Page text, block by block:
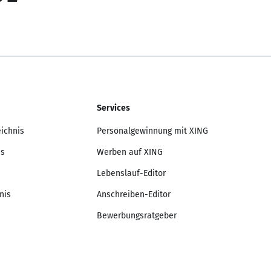
Services
Personalgewinnung mit XING
Werben auf XING
Lebenslauf-Editor
Anschreiben-Editor
Bewerbungsratgeber